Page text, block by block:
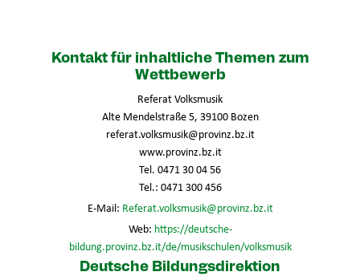
Kontakt für inhaltliche Themen zum
Wettbewerb
Referat Volksmusik
Alte Mendelstraße 5, 39100 Bozen
referat.volksmusik@provinz.bz.it
www.provinz.bz.it
Tel. 0471 30 04 56
Tel.: 0471 300 456
E-Mail: Referat.volksmusik@provinz.bz.it
Web: https://deutsche-
bildung.provinz.bz.it/de/musikschulen/volksmusik
Deutsche Bildungsdirektion